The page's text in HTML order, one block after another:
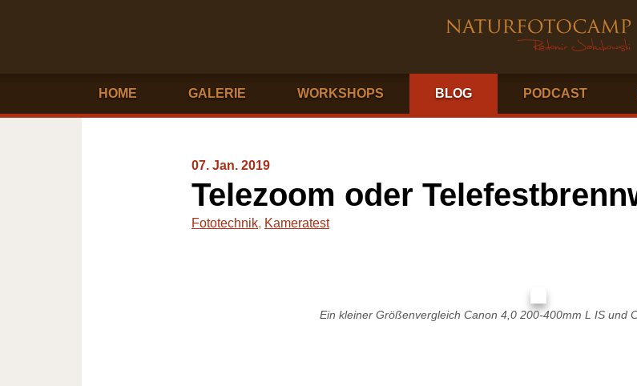
HOME GALERIE WORKSHOPS BLOG PODCAST
07. Jan. 2019
Telezoom oder
Fototechnik, Kameratest
Ein kleiner Größenvergleich Canon 4,0 200-400mm L IS und